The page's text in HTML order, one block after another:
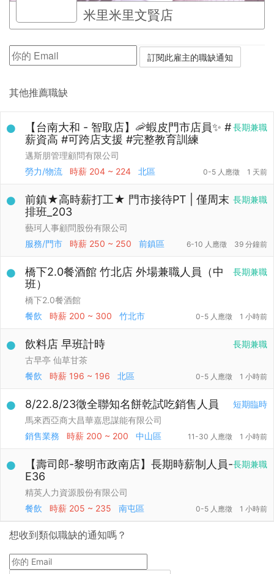
米里米里文賢店
其他推薦職缺
長期兼職
【台南大和 - 智取店】🦐蝦皮門市店員✨ #
薪資高 #可跨店支援 #完整教育訓練
邁斯朋管理顧問有限公司
勞力/物流
時薪 204 ~ 224 北區 0-5 人應徵 1 天前
長期兼職
前鎮★高時薪打工★ 門市接待PT | 僅周末
排班_203
藝珂人事顧問股份有限公司
服務/門市
時薪 250 ~ 250 前鎮區 6-10 人應徵 39 分鐘前
長期兼職
橋下2.0餐酒館 竹北店 外場兼職人員（中
班）
橋下2.0餐酒館
餐飲
時薪 200 ~ 300 竹北市 0-5 人應徵 1 小時前
長期兼職
飲料店 早班計時
古早亭 仙草甘茶
餐飲
時薪 196 ~ 196 北區 0-5 人應徵 1 小時前
短期臨時
8/22.8/23徵全聯知名餅乾試吃銷售人員
馬來西亞商大昌華嘉思謀能有限公司
銷售業務
時薪 200 ~ 200 中山區 11-30 人應徵 1 小時前
長期兼職
【壽司郎-黎明市政南店】長期時薪制人員-
E36
精英人力資源股份有限公司
餐飲
時薪 205 ~ 235 南屯區 0-5 人應徵 1 小時前
想收到類似職缺的通知嗎？